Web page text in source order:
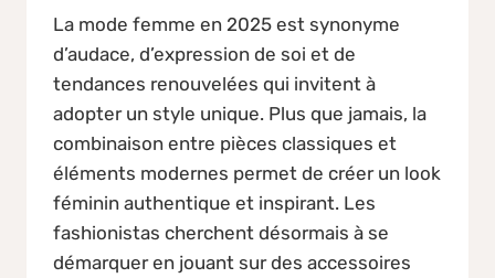
La mode femme en 2025 est synonyme
d’audace, d’expression de soi et de
tendances renouvelées qui invitent à
adopter un style unique. Plus que jamais, la
combinaison entre pièces classiques et
éléments modernes permet de créer un look
féminin authentique et inspirant. Les
fashionistas cherchent désormais à se
démarquer en jouant sur des accessoires